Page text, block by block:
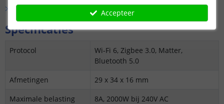
Bekijk alle
Vraag & antwoord
Specificaties
Protocol
Wi-Fi 6, Zigbee 3.0, Matter,
Bluetooth 5.0
Afmetingen
29 x 34 x 16 mm
Maximale belasting
8A, 2000W bij 240V AC
Accepteer